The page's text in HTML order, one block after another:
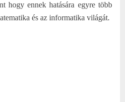
hogy ennek hatására egyre több
és az informatika világát.